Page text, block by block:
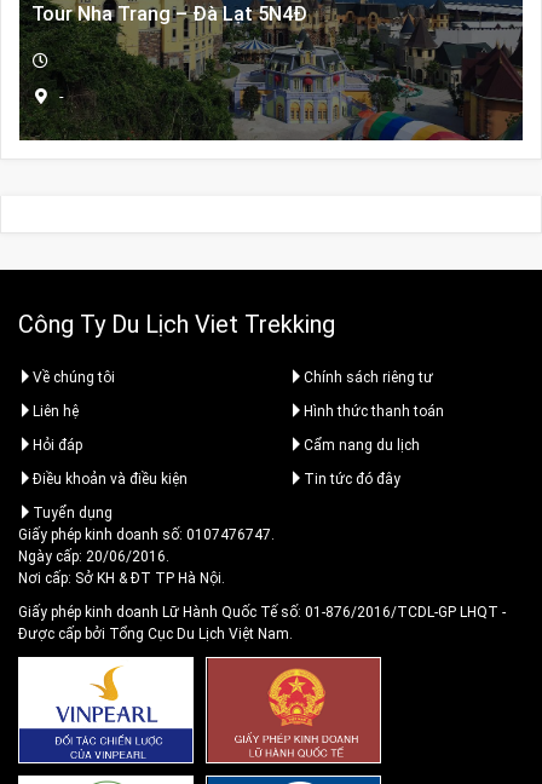
Tour Nha Trang – Đà Lạt 5N4Đ
-
Công Ty Du Lịch Viet Trekking
Về chúng tôi
Chính sách riêng tư
Liên hệ
Hình thức thanh toán
Hỏi đáp
Cẩm nang du lịch
Điều khoản và điều kiện
Tin tức đó đây
Tuyển dụng
Giấy phép kinh doanh số: 0107476747.
Ngày cấp: 20/06/2016.
Nơi cấp: Sở KH & ĐT TP Hà Nội.
Giấy phép kinh doanh Lữ Hành Quốc Tế số: 01-876/2016/TCDL-GP LHQT -
Được cấp bởi Tổng Cục Du Lịch Việt Nam.